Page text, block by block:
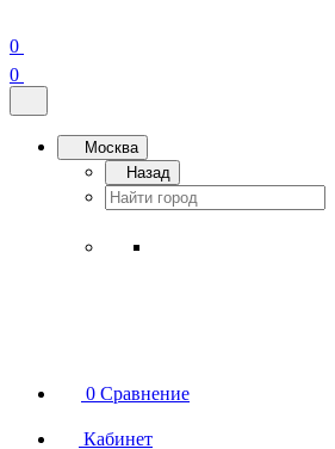
0
0
Москва
Назад
0 Сравнение
Кабинет